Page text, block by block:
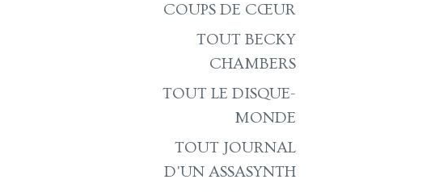
COUPS DE CŒUR
TOUT BECKY
CHAMBERS
TOUT LE DISQUE-
MONDE
TOUT JOURNAL
D'UN ASSASYNTH